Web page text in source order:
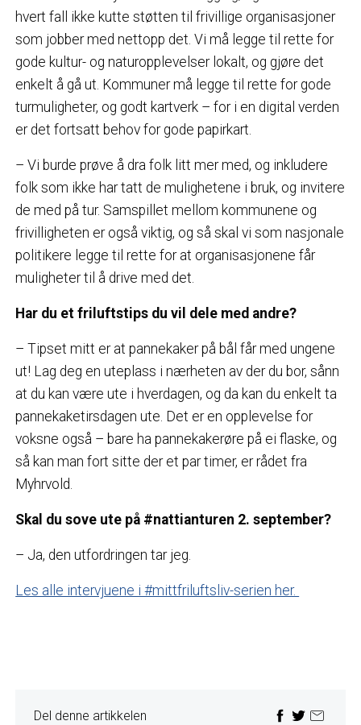
hvert fall ikke kutte støtten til frivillige organisasjoner
som jobber med nettopp det. Vi må legge til rette for
gode kultur- og naturopplevelser lokalt, og gjøre det
enkelt å gå ut. Kommuner må legge til rette for gode
turmuligheter, og godt kartverk – for i en digital verden
er det fortsatt behov for gode papirkart.
– Vi burde prøve å dra folk litt mer med, og inkludere
folk som ikke har tatt de mulighetene i bruk, og invitere
de med på tur. Samspillet mellom kommunene og
frivilligheten er også viktig, og så skal vi som nasjonale
politikere legge til rette for at organisasjonene får
muligheter til å drive med det.
Har du et friluftstips du vil dele med andre?
– Tipset mitt er at pannekaker på bål får med ungene
ut! Lag deg en uteplass i nærheten av der du bor, sånn
at du kan være ute i hverdagen, og da kan du enkelt ta
pannekaketirsdagen ute. Det er en opplevelse for
voksne også – bare ha pannekakerøre på ei flaske, og
så kan man fort sitte der et par timer, er rådet fra
Myhrvold.
Skal du sove ute på #nattianturen 2. september?
– Ja, den utfordringen tar jeg.
Les alle intervjuene i #mittfriluftsliv-serien her.
Del denne artikkelen